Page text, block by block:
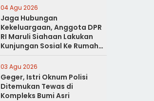
04 Agu 2026
Jaga Hubungan
Kekeluargaan, Anggota DPR
RI Maruli Siahaan Lakukan
Kunjungan Sosial Ke Rumah
Duka
03 Agu 2026
Geger, Istri Oknum Polisi
Ditemukan Tewas di
Kompleks Bumi Asri